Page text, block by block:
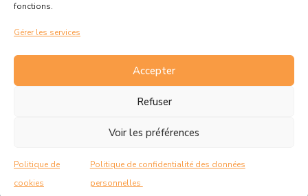
fonctions.
Gérer les services
Accepter
Refuser
Voir les préférences
Politique de
cookies
Politique de confidentialité des données
personnelles
mairie de Rousset. En savoir plus sur la gestion de mes
Politique de confidentialité
Mentions Légales